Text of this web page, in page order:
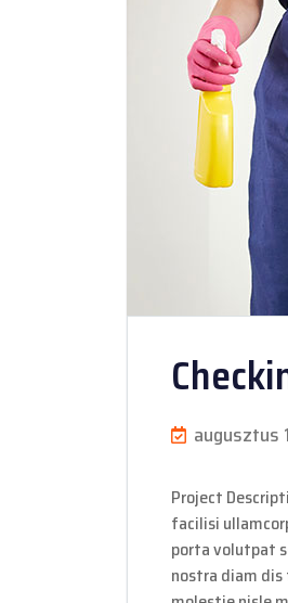
augusztus
Project
facilisi
porta volutpat
nostra diam